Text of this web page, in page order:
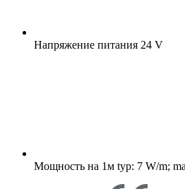
Напряжение питания 24 V
Мощность на 1м typ: 7 W/m;